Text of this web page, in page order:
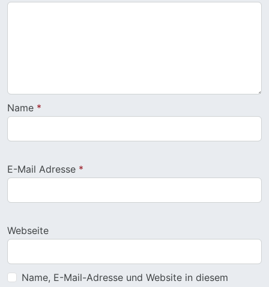
Name *
E-Mail Adresse *
Webseite
Name, E-Mail-Adresse und Website in diesem